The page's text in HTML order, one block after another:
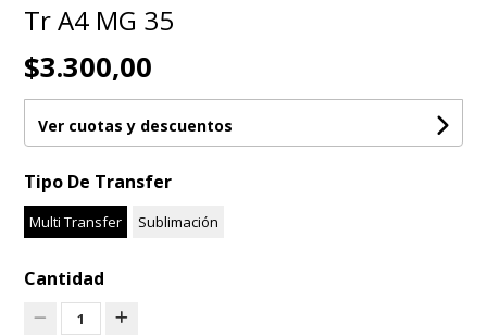
Tr A4 MG 35
$3.300,00
Ver cuotas y descuentos
Tipo De Transfer
Multi Transfer Sublimación
Cantidad
1